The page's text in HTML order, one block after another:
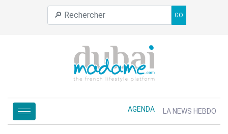
GO
AGENDA LA NEWS HEBDO